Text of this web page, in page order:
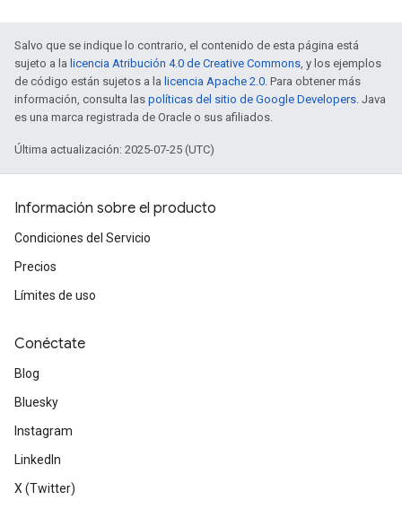
Salvo que se indique lo contrario, el contenido de esta página está
sujeto a la licencia Atribución 4.0 de Creative Commons, y los ejemplos
de código están sujetos a la licencia Apache 2.0. Para obtener más
información, consulta las políticas del sitio de Google Developers. Java
es una marca registrada de Oracle o sus afiliados.
Última actualización: 2025-07-25 (UTC)
Información sobre el producto
Condiciones del Servicio
Precios
Límites de uso
Conéctate
Blog
Bluesky
Instagram
LinkedIn
X (Twitter)